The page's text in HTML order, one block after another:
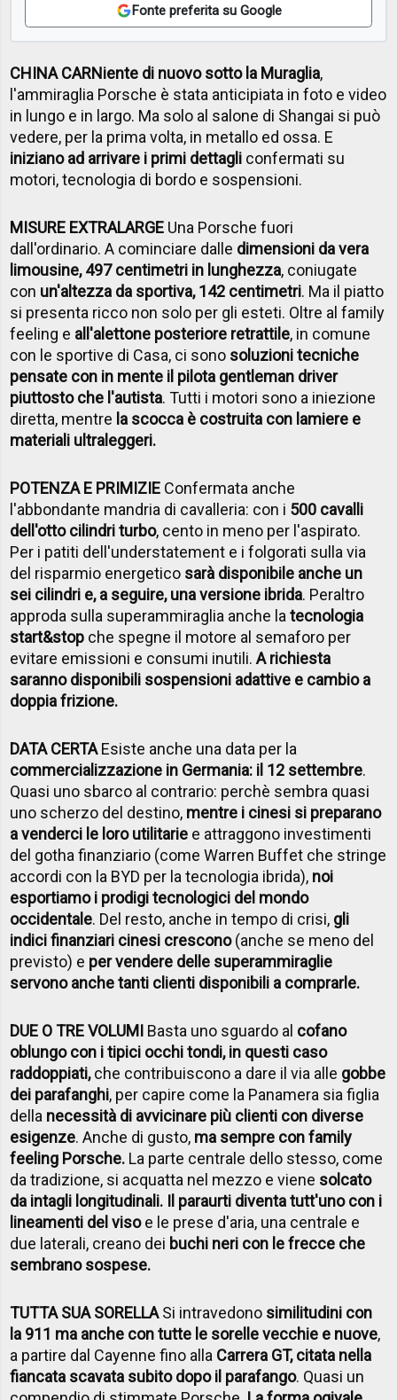
Fonte preferita su Google
CHINA CARNiente di nuovo sotto la Muraglia,
l'ammiraglia Porsche è stata anticipiata in foto e video
in lungo e in largo. Ma solo al salone di Shangai si può
vedere, per la prima volta, in metallo ed ossa. E
iniziano ad arrivare i primi dettagli confermati su
motori, tecnologia di bordo e sospensioni.
MISURE EXTRALARGE Una Porsche fuori
dall'ordinario. A cominciare dalle dimensioni da vera
limousine, 497 centimetri in lunghezza, coniugate
con un'altezza da sportiva, 142 centimetri. Ma il piatto
si presenta ricco non solo per gli esteti. Oltre al family
feeling e all'alettone posteriore retrattile, in comune
con le sportive di Casa, ci sono soluzioni tecniche
pensate con in mente il pilota gentleman driver
piuttosto che l'autista. Tutti i motori sono a iniezione
diretta, mentre la scocca è costruita con lamiere e
materiali ultraleggeri.
POTENZA E PRIMIZIE Confermata anche
l'abbondante mandria di cavalleria: con i 500 cavalli
dell'otto cilindri turbo, cento in meno per l'aspirato.
Per i patiti dell'understatement e i folgorati sulla via
del risparmio energetico sarà disponibile anche un
sei cilindri e, a seguire, una versione ibrida. Peraltro
approda sulla superammiraglia anche latecnologia
start&stop che spegne il motore al semaforo per
evitare emissioni e consumi inutili.A richiesta
saranno disponibili sospensioni adattive e cambio a
doppia frizione.
DATA CERTAEsiste anche una data per la
commercializzazione in Germania: il 12 settembre.
Quasi uno sbarco al contrario: perchè sembra quasi
uno scherzo del destino, mentre i cinesi si preparano
a venderci le loro utilitarie e attraggono investimenti
del gotha finanziario (come Warren Buffet che stringe
accordi con la BYD per la tecnologia ibrida), noi
esportiamo i prodigi tecnologici del mondo
occidentale. Del resto, anche in tempo di crisi, gli
indici finanziari cinesi crescono(anche se meno del
previsto) e per vendere delle superammiraglie
servono anche tanti clienti disponibili a comprarle.
DUE O TRE VOLUMI Basta uno sguardo al cofano
oblungo con i tipici occhi tondi, in questi caso
raddoppiati,che contribuiscono a dare il via alle gobbe
dei parafanghi, per capire come la Panamera sia figlia
della necessità di avvicinare più clienti con diverse
esigenze. Anche di gusto, ma sempre con family
feeling Porsche. La parte centrale dello stesso, come
da tradizione, si acquatta nel mezzo e viene solcato
da intagli longitudinali. Il paraurti diventa tutt'uno con i
lineamenti del visoe le prese d'aria, una centrale e
due laterali, creano dei buchi neri con le frecce che
sembrano sospese.
TUTTA SUA SORELLASi intravedono similitudini con
la 911 ma anche con tutte le sorelle vecchie e nuove,
a partire dal Cayenne fino alla Carrera GT, citata nella
fiancata scavata subito dopo il parafango. Quasi un